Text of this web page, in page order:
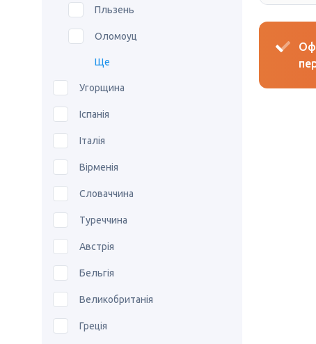
Пльзень
Оломоуц
Ще
Угорщина
Іспанія
Італія
Вірменія
Словаччина
Туреччина
Австрія
Бельгія
Великобританія
Греція